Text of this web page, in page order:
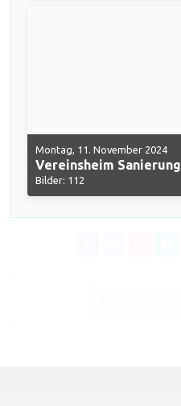
Montag, 11. November 2024
Vereinsheim Sanierung
Bilder: 112